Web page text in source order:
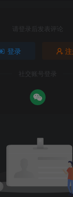
请登录后发表评论
登录
社交账号登录